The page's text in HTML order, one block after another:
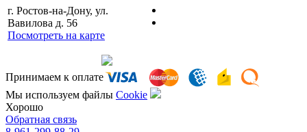
г. Ростов-на-Дону, ул.
Вавилова д. 56
Посмотреть на карте
Принимаем к оплате
Мы используем файлы Сookie
Хорошо
Обратная связь